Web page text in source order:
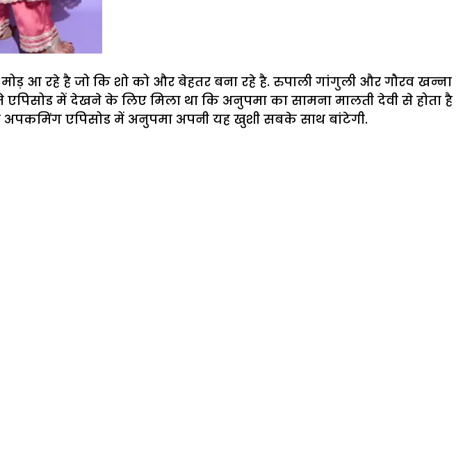
आ रहे है जो कि शो को और बेहतर बना रहे है. रुपाली गांगुली और गौरव खन्ना
में देखने के लिए मिला था कि अनुपमा का सामना मालती देवी से होता है
एपिसोड में अनुपमा अपनी यह खुशी सबके साथ बांटेगी.